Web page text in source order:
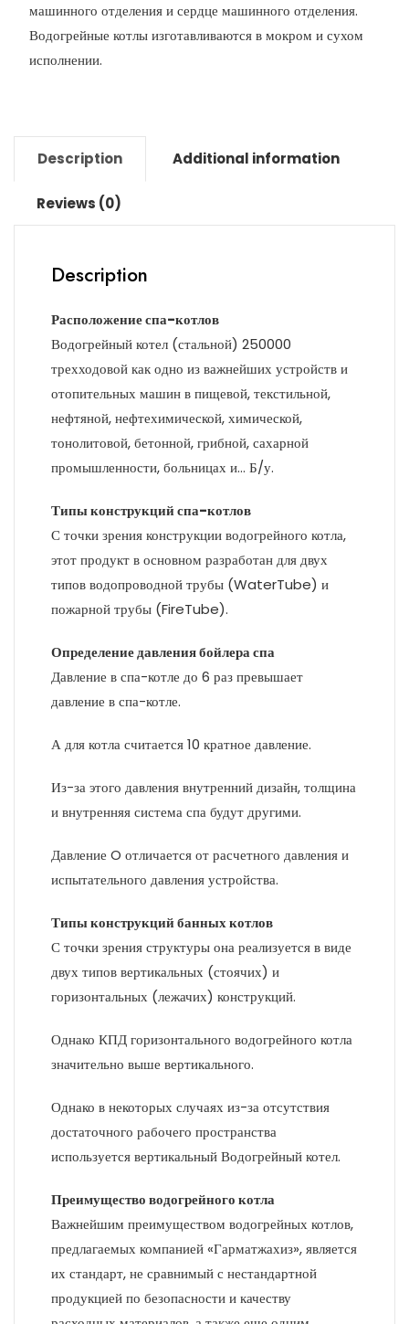
машинного отделения и сердце машинного отделения.
Водогрейные котлы изготавливаются в мокром и сухом
исполнении.
Description Additional information
Reviews (0)
Description
Расположение спа-котлов
Водогрейный котел (стальной) 250000
трехходовой как одно из важнейших устройств и
отопительных машин в пищевой, текстильной,
нефтяной, нефтехимической, химической,
тонолитовой, бетонной, грибной, сахарной
промышленности, больницах и… Б/у.
Типы конструкций спа-котлов
С точки зрения конструкции водогрейного котла,
этот продукт в основном разработан для двух
типов водопроводной трубы (WaterTube) и
пожарной трубы (FireTube).
Определение давления бойлера спа
Давление в спа-котле до 6 раз превышает
давление в спа-котле.
А для котла считается 10 кратное давление.
Из-за этого давления внутренний дизайн, толщина
и внутренняя система спа будут другими.
Давление O отличается от расчетного давления и
испытательного давления устройства.
Типы конструкций банных котлов
С точки зрения структуры она реализуется в виде
двух типов вертикальных (стоячих) и
горизонтальных (лежачих) конструкций.
Однако КПД горизонтального водогрейного котла
значительно выше вертикального.
Однако в некоторых случаях из-за отсутствия
достаточного рабочего пространства
используется вертикальный Водогрейный котел.
Преимущество водогрейного котла
Важнейшим преимуществом водогрейных котлов,
предлагаемых компанией «Гарматжахиз», является
их стандарт, не сравнимый с нестандартной
продукцией по безопасности и качеству